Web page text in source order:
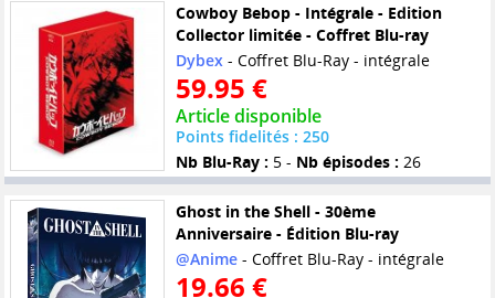
Cowboy Bebop - Intégrale - Edition
Collector limitée - Coffret Blu-ray
Dybex - Coffret Blu-Ray - intégrale
59.95 €
Article disponible
Points fidelités : 250
Nb Blu-Ray : 5 - Nb épisodes : 26
Ghost in the Shell - 30ème
Anniversaire - Édition Blu-ray
@Anime- Coffret Blu-Ray - intégrale
19.66 €